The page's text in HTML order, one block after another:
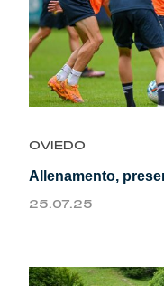
OVIEDO
Allenamento,
25.07.25